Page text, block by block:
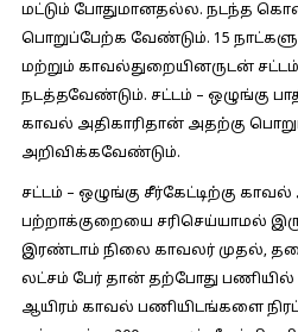
மட்டும் போதுமானதல்ல. நடந்த
பொறுப்பேற்க வேண்டும். 15
மற்றும் காவல்துறையினருடன் சட்டம்
நடத்தவேண்டும். சட்டம் – ஒழுங்கு
காவல் அதிகாரிதான் அதற்கு
அறிவிக்கவேண்டும்.
சட்டம் – ஒழுங்கு சீர்கேட்டிற்கு
பற்றாக்குறையை சரிசெய்யாமல்
இரண்டாம் நிலை காவலர் முதல்,
லட்சம் பேர் தான் தற்போது
ஆயிரம் காவல் பணியிடங்களை